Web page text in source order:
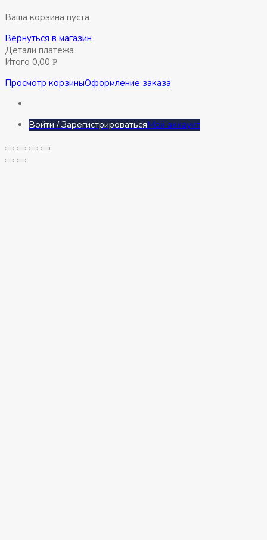
Ваша корзина пуста
Вернуться в магазин
Детали платежа
Итого 0,00 Р
Просмотр корзиныОформление заказа
Войти / ЗарегистрироватьсяМой аккаунт